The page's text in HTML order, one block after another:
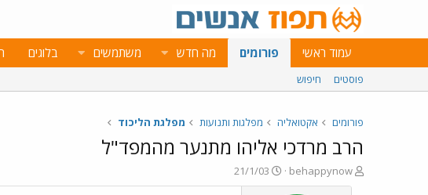
עמוד ראשי פורומים מה חדש משתמשים בלוגים
פוסטים חיפוש
פורומים אקטואליה מפלגות ותנועות מפלגת הליכוד
הרב מרדכי אליהו מתנער מהמפד"ל
פ
ו
behappynow
פ
ו
21/1/03